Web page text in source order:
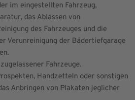
im eingestellten Fahrzeug,
das Ablassen von
des Fahrzeuges und die
Verunreinigung der Bädertiefgarage
Fahrzeuge.
Handzetteln oder sonstigen
Anbringen von Plakaten jeglicher